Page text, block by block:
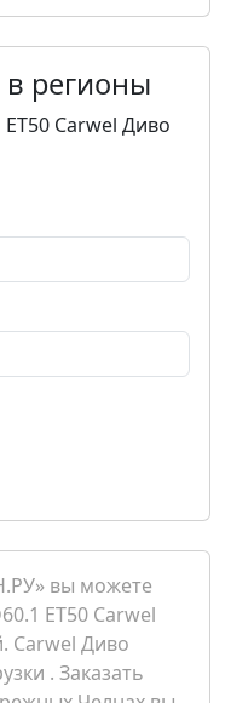
в регионы
Carwel Диво
вы можете
ET50 Carwel
Carwel Диво
. Заказать